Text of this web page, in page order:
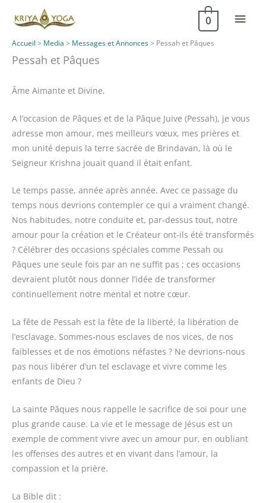
0
Accueil > Media > Messages et Annonces> Pessah et Pâques
Pessah et Pâques
Âme Aimante et Divine,
A l’occasion de Pâques et de la Pâque Juive (Pessah), je vous
adresse mon amour, mes meilleurs vœux, mes prières et
mon unité depuis la terre sacrée de Brindavan, là où le
Seigneur Krishna jouait quand il était enfant.
Le temps passe, année après année. Avec ce passage du
temps nous devrions contempler ce qui a vraiment changé.
Nos habitudes, notre conduite et, par-dessus tout, notre
amour pour la création et le Créateur ont-ils été transformés
? Célébrer des occasions spéciales comme Pessah ou
Pâques une seule fois par an ne suffit pas ; ces occasions
devraient plutôt nous donner l’idée de transformer
continuellement notre mental et notre cœur.
La fête de Pessah est la fête de la liberté, la libération de
l’esclavage. Sommes-nous esclaves de nos vices, de nos
faiblesses et de nos émotions néfastes ? Ne devrions-nous
pas nous libérer d’un tel esclavage et vivre comme les
enfants de Dieu ?
La sainte Pâques nous rappelle le sacrifice de soi pour une
plus grande cause. La vie et le message de Jésus est un
exemple de comment vivre avec un amour pur, en oubliant
les offenses des autres et en vivant dans l’amour, la
compassion et la prière.
La Bible dit :